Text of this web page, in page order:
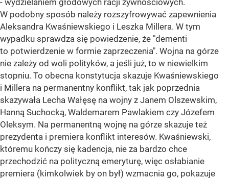
- wydzielaniem głodowych racji żywnościowych.
W podobny sposób należy rozszyfrowywać zapewnienia
Aleksandra Kwaśniewskiego i Leszka Millera. W tym
wypadku sprawdza się powiedzenie, że "dementi
to potwierdzenie w formie zaprzeczenia". Wojna na górze
nie zależy od woli polityków, a jeśli już, to w niewielkim
stopniu. To obecna konstytucja skazuje Kwaśniewskiego
i Millera na permanentny konflikt, tak jak poprzednia
skazywała Lecha Wałęsę na wojny z Janem Olszewskim,
Hanną Suchocką, Waldemarem Pawlakiem czy Józefem
Oleksym. Na permanentną wojnę na górze skazuje też
prezydenta i premiera konflikt interesów. Kwaśniewski,
któremu kończy się kadencja, nie za bardzo chce
przechodzić na polityczną emeryturę, więc osłabianie
premiera (kimkolwiek by on był) wzmacnia go, pokazuje